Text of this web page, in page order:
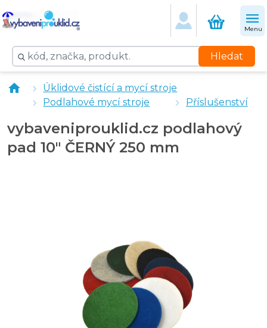
Menu
Hledat
vybaveniprouklid.cz podlahový pad 10" ČERVENÝ 254
vybaveniprouklid.cz podlahový pad 10" HNĚDÝ 254
vybaveniprouklid.cz podlahový pad 10" ZELENÝ 254
Úklidové čistící a mycí stroje
Podlahové mycí stroje
Příslušenství
vybaveniprouklid.cz podlahový
pad 10" ČERNÝ 250 mm